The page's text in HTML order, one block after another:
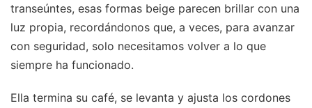
transeúntes, esas formas beige parecen brillar con una
luz propia, recordándonos que, a veces, para avanzar
con seguridad, solo necesitamos volver a lo que
siempre ha funcionado.
Ella termina su café, se levanta y ajusta los cordones